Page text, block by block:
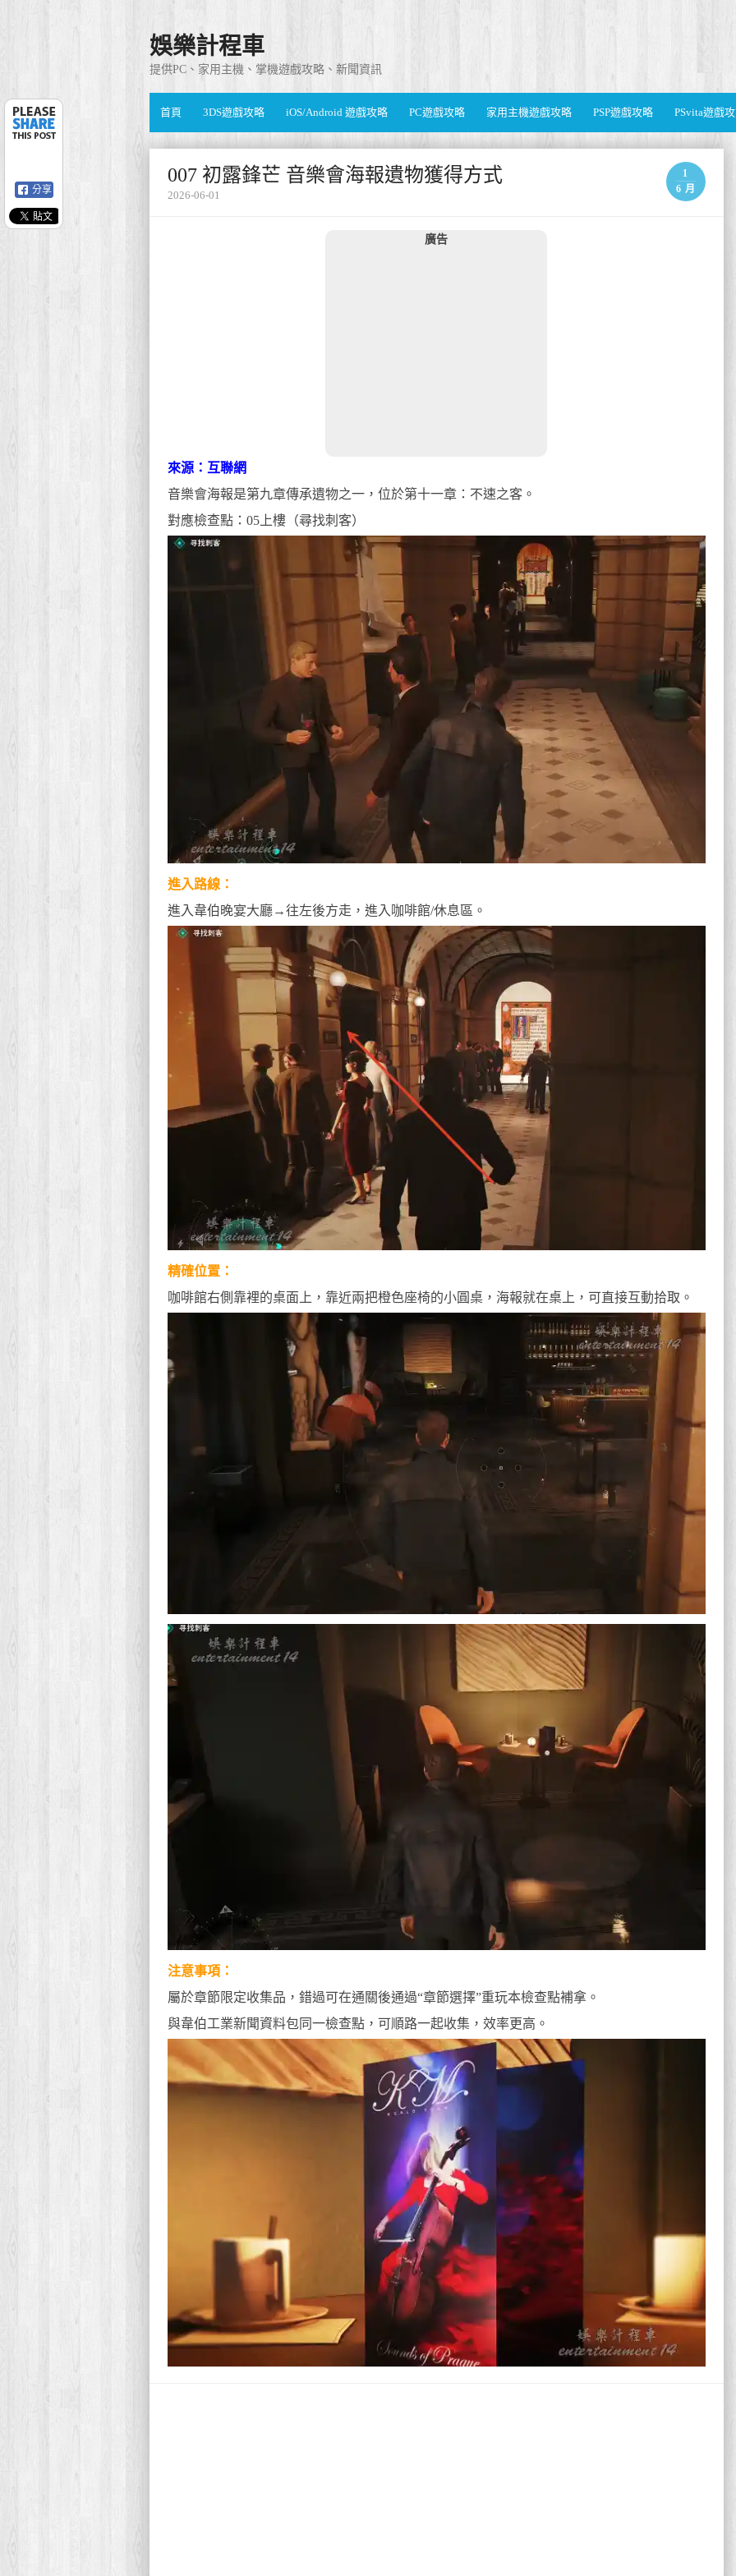
娛樂計程車
提供PC、家用主機、掌機遊戲攻略、新聞資訊
首頁 3DS遊戲攻略 iOS/Android 遊戲攻略 PC遊戲攻略 家用主機遊戲攻略 PSP遊戲攻略 PSvita遊戲
007 初露鋒芒 音樂會海報遺物獲得方式
1
6 月
2026-06-01
廣告
來源：互聯網
音樂會海報是第九章傳承遺物之一，位於第十一章：不速之客。
對應檢查點：05上樓（尋找刺客）
進入路線：
進入韋伯晚宴大廳→往左後方走，進入咖啡館/休息區。
精確位置：
咖啡館右側靠裡的桌面上，靠近兩把橙色座椅的小圓桌，海報就在桌上，可直接互動拾取。
注意事項：
屬於章節限定收集品，錯過可在通關後通過“章節選擇”重玩本檢查點補拿。
與韋伯工業新聞資料包同一檢查點，可順路一起收集，效率更高。
分享